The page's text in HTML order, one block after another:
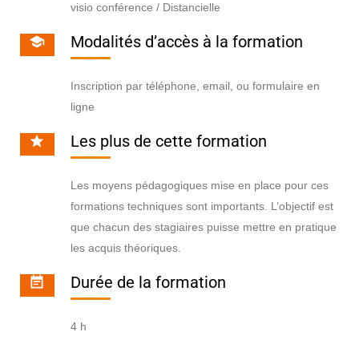
visio conférence / Distancielle
Modalités d’accès à la formation
Inscription par téléphone, email, ou formulaire en
ligne
Les plus de cette formation
Les moyens pédagogiques mise en place pour ces
formations techniques sont importants. L’objectif est
que chacun des stagiaires puisse mettre en pratique
les acquis théoriques.
Durée de la formation
4 h